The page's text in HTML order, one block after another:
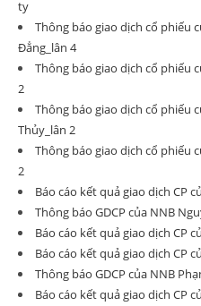
ty
Thông báo giao dịch cổ phiếu
Đẳng_lân 4
Thông báo giao dịch cổ phiếu
2
Thông báo giao dịch cổ phiếu
Thủy_lân 2
Thông báo giao dịch cổ phiếu
2
Báo cáo kết quả giao dịch CP
Thông báo GDCP của NNB
Báo cáo kết quả giao dịch CP
Báo cáo kết quả giao dịch CP
Thông báo GDCP của NNB
Báo cáo kết quả giao dịch CP